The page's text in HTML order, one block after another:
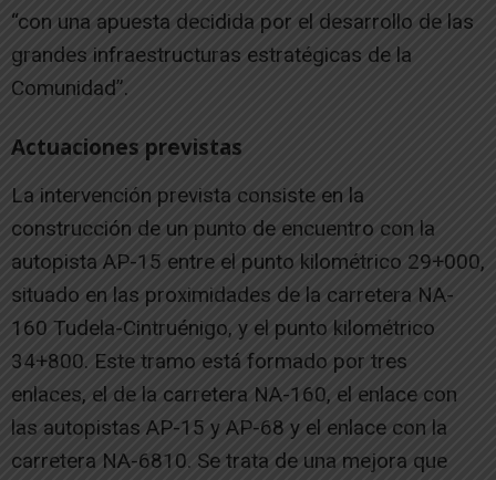
“con una apuesta decidida por el desarrollo de las
grandes infraestructuras estratégicas de la
Comunidad”.
Actuaciones previstas
La intervención prevista consiste en la
construcción de un punto de encuentro con la
autopista AP-15 entre el punto kilométrico 29+000,
situado en las proximidades de la carretera NA-
160 Tudela-Cintruénigo, y el punto kilométrico
34+800. Este tramo está formado por tres
enlaces, el de la carretera NA-160, el enlace con
las autopistas AP-15 y AP-68 y el enlace con la
carretera NA-6810. Se trata de una mejora que